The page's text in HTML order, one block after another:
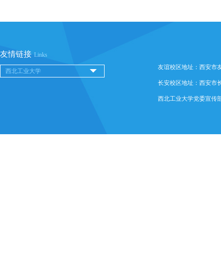
友情链接 Links
友谊校区地址：西安市
长安校区地址：西安市
西北工业大学党委宣传